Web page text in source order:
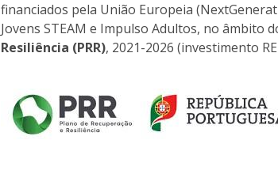
financiados pela União Europeia
Jovens STEAM e Impulso Adultos, no âmbito
Resiliência (PRR), 2021-2026 (investimento